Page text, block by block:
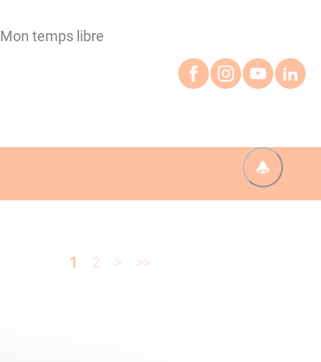
Mon temps libre
1 2 > >>